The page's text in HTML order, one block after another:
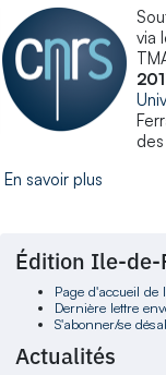
via
En savoir plus
Édition Ile-
Page d'accueil de
Dernière lettre
S'abonner/se
Actualités